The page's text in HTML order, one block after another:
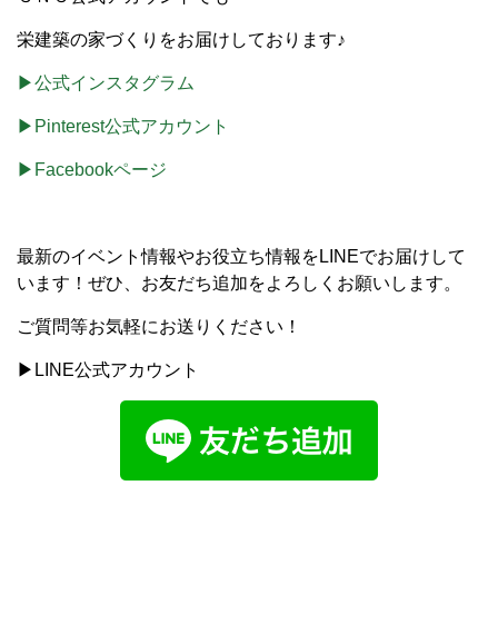
栄建築の家づくりをお届けしております♪
▶公式インスタグラム
▶Pinterest公式アカウント
▶Facebookページ
最新のイベント情報やお役立ち情報をLINEでお届けして
います！ぜひ、お友だち追加をよろしくお願いします。
ご質問等お気軽にお送りください！
▶LINE公式アカウント